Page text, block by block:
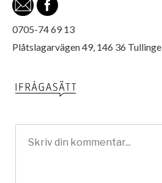
0705-74 69 13
Plåtslagarvägen 49, 146 36 Tullinge